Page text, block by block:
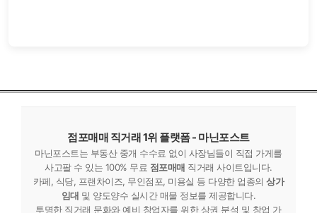
점포매매 직거래 1위 플랫폼 - 마닌포스트
마닌포스트는 부동산 중개 수수료 없이 사장님들이 직접 가게를
사고팔 수 있는 100% 무료 점포매매 직거래 사이트입니다.
카페, 식당, 프랜차이즈, 무인점포, 미용실 등 다양한 업종의상가
임대 및 양도양수 실시간 매물 정보를 제공합니다.
투명한 직거래 문화와 예비 창업자를 위한 상권 분석 및 창업 가